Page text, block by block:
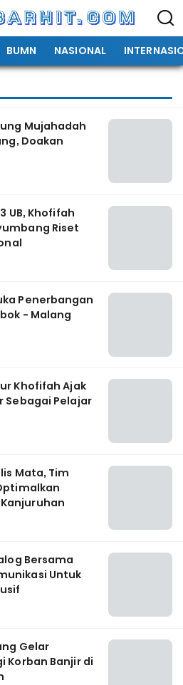
BUMN NASIONAL
Mujahadah
Doakan
UB, Khofifah
Riset
Penerbangan
- Malang
Khofifah Ajak
Sebagai Pelajar
Mata, Tim
Bersama
Untuk
Gelar
Korban Banjir di